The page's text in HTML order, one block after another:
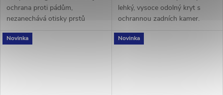
ochrana proti pádům,
nezanechává otisky prstů
lehký, vysoce odolný kryt s
ochrannou zadních kamer.
Novinka Novinka